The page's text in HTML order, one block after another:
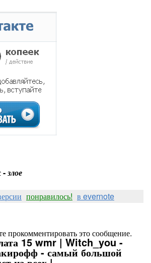
-злое
понравилось! в evernote
прокомментировать это сообщение.
15 wmr | Witch_you -
- самый большой